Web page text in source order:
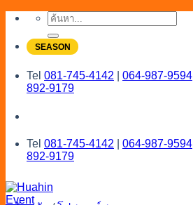
Skip
content
ค้นหา:
SEASON
Tel 081-745-4142 064-987-9594
892-9179
Tel 081-745-4142 064-987-9594
892-9179